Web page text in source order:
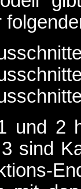
und 2
sind